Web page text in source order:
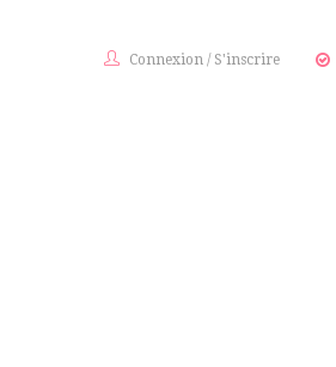
Connexion / S'inscrire